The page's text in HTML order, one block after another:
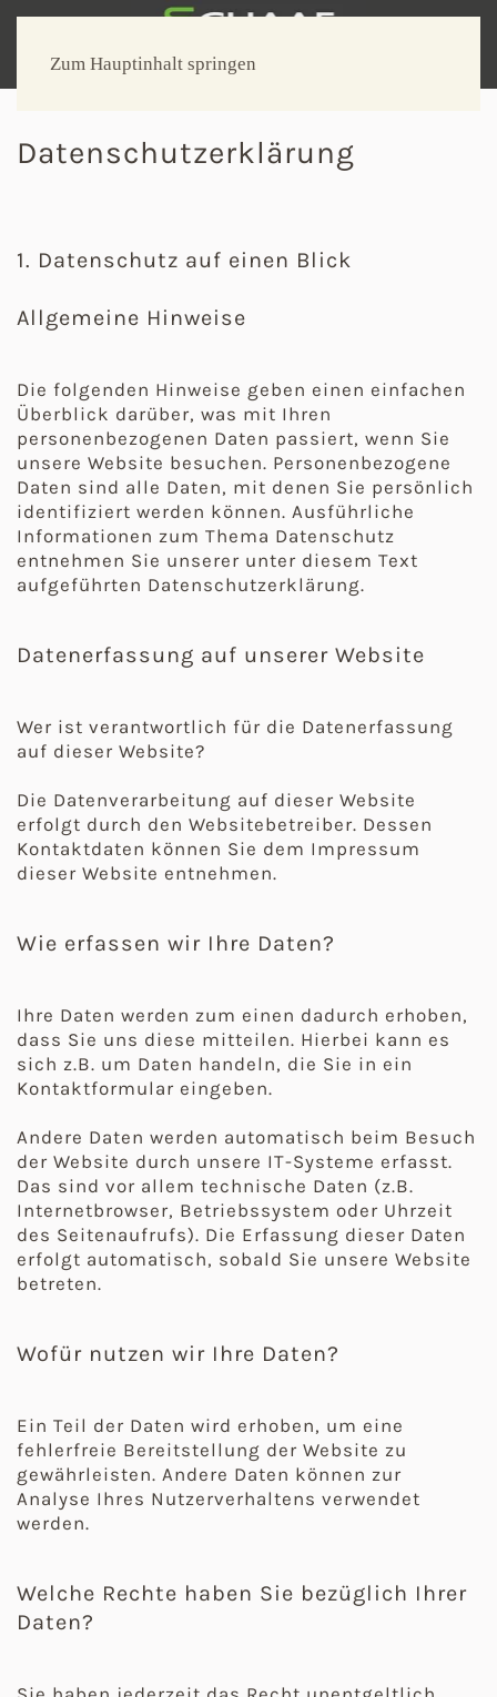
Zum Hauptinhalt springen
Datenschutzerklärung
1. Datenschutz auf einen Blick
Allgemeine Hinweise
Die folgenden Hinweise geben einen einfachen
Überblick darüber, was mit Ihren
personenbezogenen Daten passiert, wenn Sie
unsere Website besuchen. Personenbezogene
Daten sind alle Daten, mit denen Sie persönlich
identifiziert werden können. Ausführliche
Informationen zum Thema Datenschutz
entnehmen Sie unserer unter diesem Text
aufgeführten Datenschutzerklärung.
Datenerfassung auf unserer Website
Wer ist verantwortlich für die Datenerfassung
auf dieser Website?
Die Datenverarbeitung auf dieser Website
erfolgt durch den Websitebetreiber. Dessen
Kontaktdaten können Sie dem Impressum
dieser Website entnehmen.
Wie erfassen wir Ihre Daten?
Ihre Daten werden zum einen dadurch erhoben,
dass Sie uns diese mitteilen. Hierbei kann es
sich z.B. um Daten handeln, die Sie in ein
Kontaktformular eingeben.
Andere Daten werden automatisch beim Besuch
der Website durch unsere IT-Systeme erfasst.
Das sind vor allem technische Daten (z.B.
Internetbrowser, Betriebssystem oder Uhrzeit
des Seitenaufrufs). Die Erfassung dieser Daten
erfolgt automatisch, sobald Sie unsere Website
betreten.
Wofür nutzen wir Ihre Daten?
Ein Teil der Daten wird erhoben, um eine
fehlerfreie Bereitstellung der Website zu
gewährleisten. Andere Daten können zur
Analyse Ihres Nutzerverhaltens verwendet
werden.
Welche Rechte haben Sie bezüglich Ihrer
Daten?